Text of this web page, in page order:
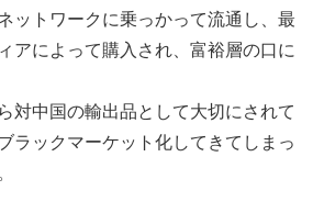
ットワークに乗っかって流通し、最
アによって購入され、富裕層の口に
対中国の輸出品として大切にされて
ラックマーケット化してきてしまっ